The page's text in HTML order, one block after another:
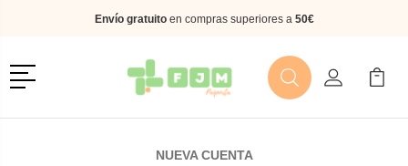
Envío gratuitoen compras superiores a 50€
Menú
BuscarMi Cuenta
Mi
NUEVA CUENTA